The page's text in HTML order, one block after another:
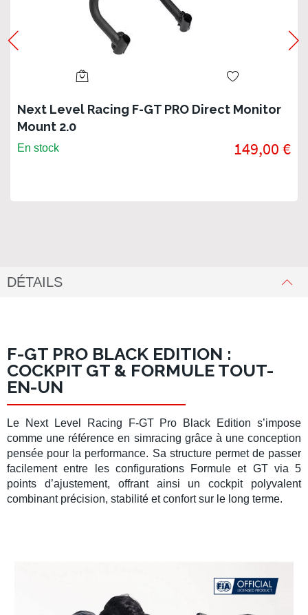
Next Level Racing F-GT PRO Direct Monitor
Mount 2.0
En stock 149,00 €
DÉTAILS
F-GT PRO BLACK EDITION :
COCKPIT GT & FORMULE TOUT-
EN-UN
Le Next Level Racing F-GT Pro Black Edition s’impose
comme une référence en simracing grâce à une conception
pensée pour la performance. Sa structure permet de passer
facilement entre les configurations
Formule et GTvia 5
points d’ajustement, offrant ainsi uncockpit polyvalent
combinant précision, stabilité et confort sur le long terme.